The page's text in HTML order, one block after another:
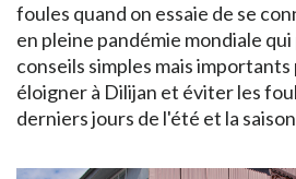
foules quand on essaie de se
en pleine pandémie mondiale
conseils simples mais
éloigner à Dilijan et éviter les
derniers jours de l'été et la